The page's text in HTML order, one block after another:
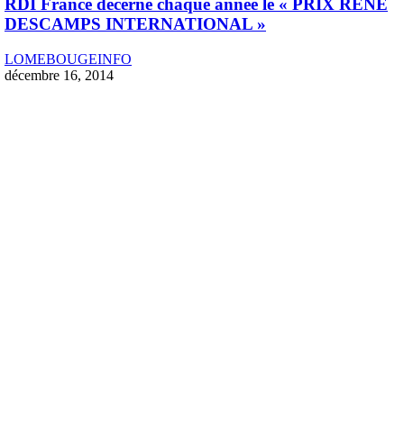
RDI France décerne chaque année le « PRIX RENE
DESCAMPS INTERNATIONAL »
LOMEBOUGEINFO
décembre 16, 2014